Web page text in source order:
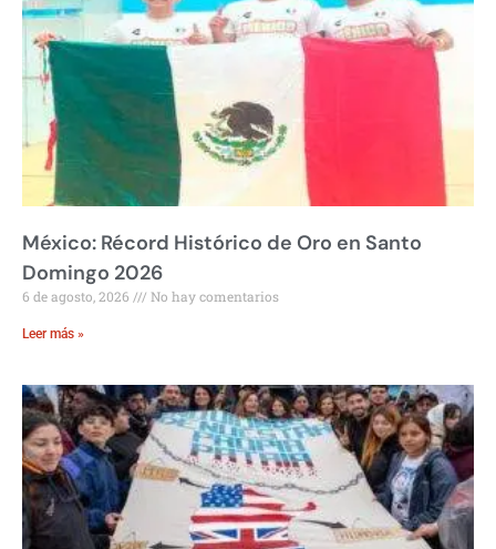
México: Récord Histórico de Oro en Santo
Domingo 2026
6 de agosto, 2026 No hay comentarios
Leer más »